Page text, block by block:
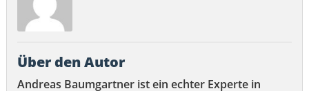
Über den Autor
Andreas Baumgartner ist ein echter Experte in